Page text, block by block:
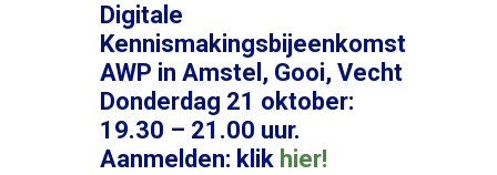
Digitale
Kennismakingsbijeenkomst
AWP in Amstel, Gooi, Vecht
Donderdag 21 oktober:
19.30 – 21.00 uur.
Aanmelden: klik hier!